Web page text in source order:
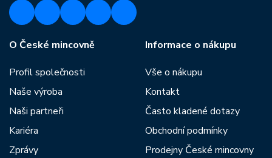
O České mincovně
Profil společnosti
Naše výroba
Naši partneři
Kariéra
Zprávy
Informace o nákupu
Vše o nákupu
Kontakt
Často kladené dotazy
Obchodní podmínky
Prodejny České mincovny